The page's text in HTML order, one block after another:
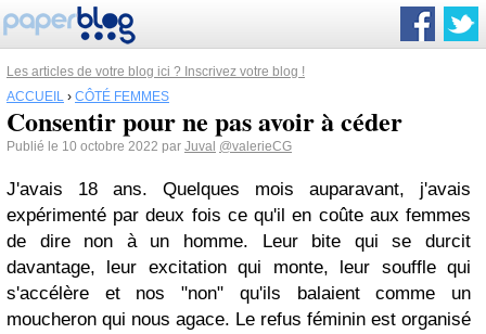
Les articles de votre blog ici ? Inscrivez votre blog !
ACCUEIL › CÔTÉ FEMMES
Consentir pour ne pas avoir à céder
Publié le 10 octobre 2022 par Juval @valerieCG
J'avais 18 ans. Quelques mois auparavant, j'avais
expérimenté par deux fois ce qu'il en coûte aux femmes
de dire non à un homme. Leur bite qui se durcit
davantage, leur excitation qui monte, leur souffle qui
s'accélère et nos "non" qu'ils balaient comme un
moucheron qui nous agace. Le refus féminin est organisé